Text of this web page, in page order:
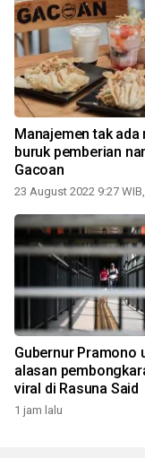
Manajemen tak ada
buruk pemberian
Gacoan
23 August 2022 9:27
Gubernur Pramono
alasan
viral di Rasuna Said
1 jam lalu